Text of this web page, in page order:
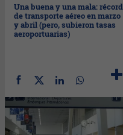
Una buena y una mala: récord
de transporte aéreo en marzo
y abril (pero, subieron tasas
aeroportuarias)